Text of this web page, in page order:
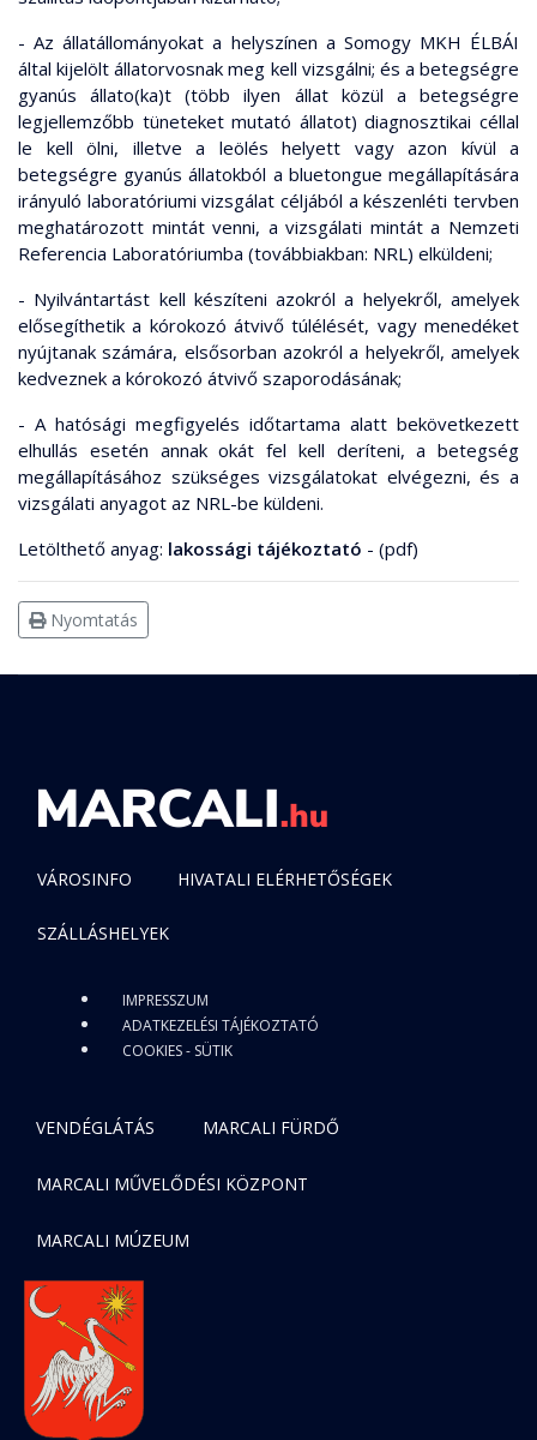
- Az állatállományokat a helyszínen a Somogy MKH ÉLBÁI
által kijelölt állatorvosnak meg kell vizsgálni; és a betegségre
gyanús állato(ka)t (több ilyen állat közül a betegségre
legjellemzőbb tüneteket mutató állatot) diagnosztikai céllal
le kell ölni, illetve a leölés helyett vagy azon kívül a
betegségre gyanús állatokból a bluetongue megállapítására
irányuló laboratóriumi vizsgálat céljából a készenléti tervben
meghatározott mintát venni, a vizsgálati mintát a Nemzeti
Referencia Laboratóriumba (továbbiakban: NRL) elküldeni;
- Nyilvántartást kell készíteni azokról a helyekről, amelyek
elősegíthetik a kórokozó átvivő túlélését, vagy menedéket
nyújtanak számára, elsősorban azokról a helyekről, amelyek
kedveznek a kórokozó átvivő szaporodásának;
- A hatósági megfigyelés időtartama alatt bekövetkezett
elhullás esetén annak okát fel kell deríteni, a betegség
megállapításához szükséges vizsgálatokat elvégezni, és a
vizsgálati anyagot az NRL-be küldeni.
Letölthető anyag: lakossági tájékoztató - (pdf)
Nyomtatás
VÁROSINFO HIVATALI ELÉRHETŐSÉGEK
SZÁLLÁSHELYEK
IMPRESSZUM
ADATKEZELÉSI TÁJÉKOZTATÓ
COOKIES - SÜTIK
VENDÉGLÁTÁS MARCALI FÜRDŐ
MARCALI MŰVELŐDÉSI KÖZPONT
MARCALI MÚZEUM